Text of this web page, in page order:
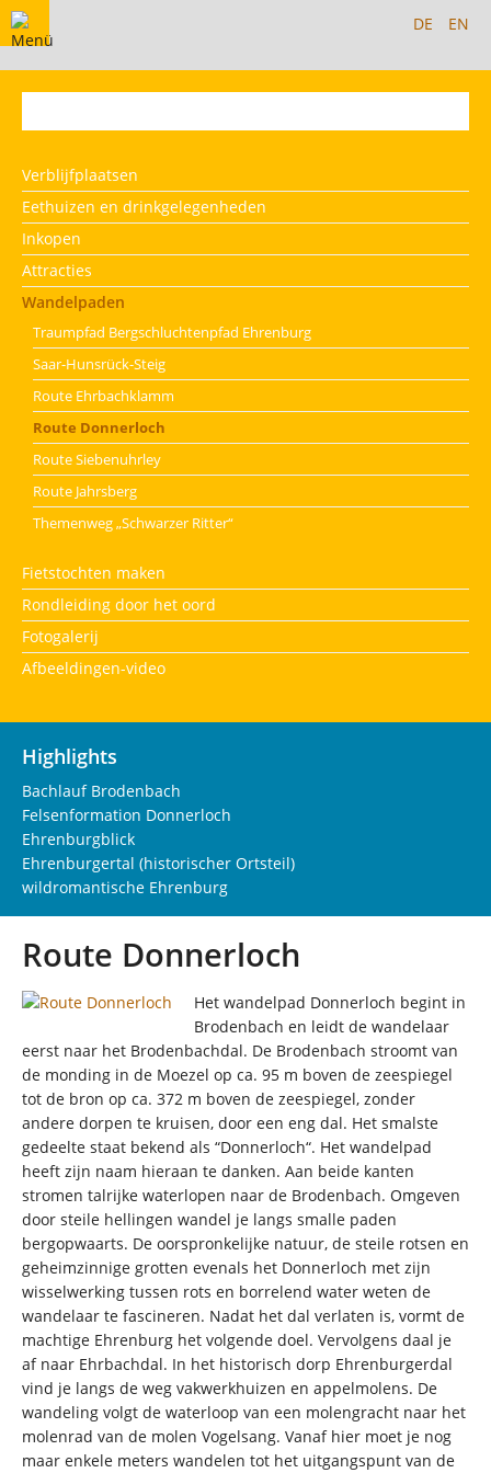
DE EN
Verblijfplaatsen
Eethuizen en drinkgelegenheden
Inkopen
Attracties
Wandelpaden
Traumpfad Bergschluchtenpfad Ehrenburg
Saar-Hunsrück-Steig
Route Ehrbachklamm
Route Donnerloch
Route Siebenuhrley
Route Jahrsberg
Themenweg „Schwarzer Ritter“
Fietstochten maken
Rondleiding door het oord
Fotogalerij
Afbeeldingen-video
Highlights
Bachlauf Brodenbach
Felsenformation Donnerloch
Ehrenburgblick
Ehrenburgertal (historischer Ortsteil)
wildromantische Ehrenburg
Route Donnerloch
Het wandelpad Donnerloch begint in
Brodenbach en leidt de wandelaar
eerst naar het Brodenbachdal. De Brodenbach stroomt van
de monding in de Moezel op ca. 95 m boven de zeespiegel
tot de bron op ca. 372 m boven de zeespiegel, zonder
andere dorpen te kruisen, door een eng dal. Het smalste
gedeelte staat bekend als “Donnerloch“. Het wandelpad
heeft zijn naam hieraan te danken. Aan beide kanten
stromen talrijke waterlopen naar de Brodenbach. Omgeven
door steile hellingen wandel je langs smalle paden
bergopwaarts. De oorspronkelijke natuur, de steile rotsen en
geheimzinnige grotten evenals het Donnerloch met zijn
wisselwerking tussen rots en borrelend water weten de
wandelaar te fascineren. Nadat het dal verlaten is, vormt de
machtige Ehrenburg het volgende doel. Vervolgens daal je
af naar Ehrbachdal. In het historisch dorp Ehrenburgerdal
vind je langs de weg vakwerkhuizen en appelmolens. De
wandeling volgt de waterloop van een molengracht naar het
molenrad van de molen Vogelsang. Vanaf hier moet je nog
maar enkele meters wandelen tot het uitgangspunt van de